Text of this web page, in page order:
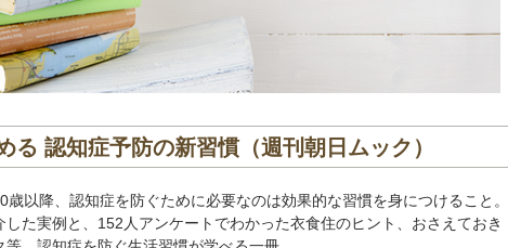
る 認知症予防の新習慣（週刊朝日ムック）
以降、認知症を防ぐために必要なのは効果的な習慣を身につけること。
た実例と、152人アンケートでわかった衣食住のヒント、おさえておき